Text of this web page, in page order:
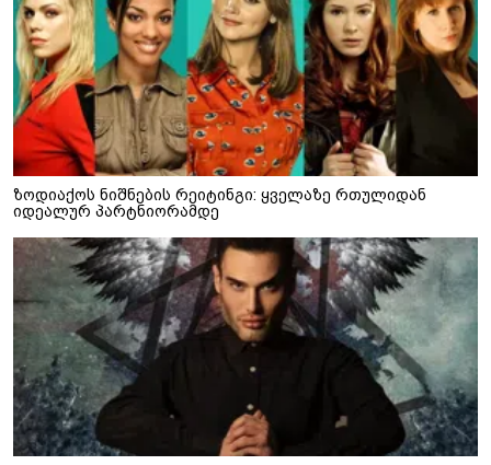
ზოდიაქოს ნიშნების რეიტინგი: ყველაზე რთულიდან
იდეალურ პარტნიორამდე